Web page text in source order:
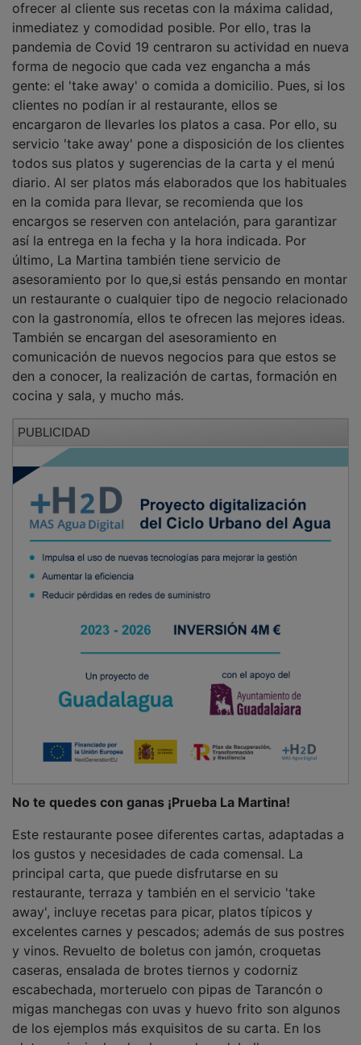
inmediatez y comodidad posible. Por ello, tras la
pandemia de Covid 19 centraron su actividad en nueva
forma de negocio que cada vez engancha a más
gente: el 'take away' o comida a domicilio. Pues, si los
clientes no podían ir al restaurante, ellos se
encargaron de llevarles los platos a casa. Por ello, su
servicio 'take away' pone a disposición de los clientes
todos sus platos y sugerencias de la carta y el menú
diario. Al ser platos más elaborados que los habituales
en la comida para llevar, se recomienda que los
encargos se reserven con antelación, para garantizar
así la entrega en la fecha y la hora indicada. Por
último, La Martina también tiene servicio de
asesoramiento por lo que,si estás pensando en montar
un restaurante o cualquier tipo de negocio relacionado
con la gastronomía, ellos te ofrecen las mejores ideas.
También se encargan del asesoramiento en
comunicación de nuevos negocios para que estos se
den a conocer, la realización de cartas, formación en
cocina y sala, y mucho más.
los gustos y necesidades de cada comensal. La
principal carta, que puede disfrutarse en su
restaurante, terraza y también en el servicio 'take
away', incluye recetas para picar, platos típicos y
excelentes carnes y pescados; además de sus postres
y vinos. Revuelto de boletus con jamón, croquetas
caseras, ensalada de brotes tiernos y codorniz
escabechada, morteruelo con pipas de Tarancón o
migas manchegas con uvas y huevo frito son algunos
de los ejemplos más exquisitos de su carta. En los
platos principales, los lomos de rodaballo con